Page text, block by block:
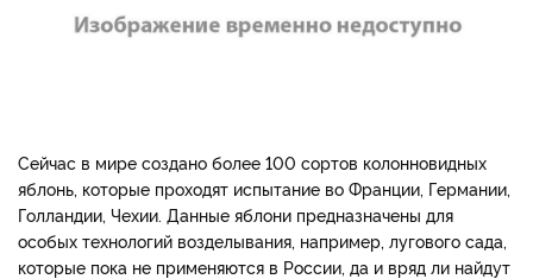
Сейчас в мире создано более 100 сортов колонновидных
яблонь, которые проходят испытание во Франции, Германии,
Голландии, Чехии. Данные яблони предназначены для
особых технологий возделывания, например, лугового сада,
которые пока не применяются в России, да и вряд ли найдут